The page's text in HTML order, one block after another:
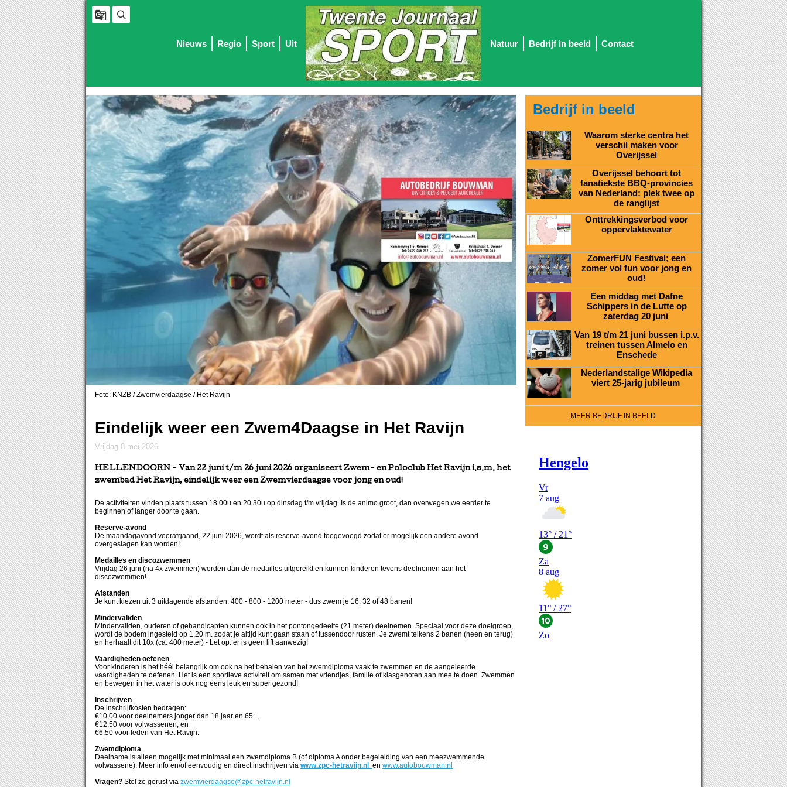
Nieuws Regio Sport Uit Natuur Bedrijf in beeld Contact
Foto: KNZB / Zwemvierdaagse / Het Ravijn
Eindelijk weer een Zwem4Daagse in Het Ravijn
vrijdag 8 mei 2026
HELLENDOORN - Van 22 juni t/m 26 juni 2026 organiseert Zwem- en Poloclub Het Ravijn i.s.m. het
zwembad Het Ravijn, eindelijk weer een Zwemvierdaagse voor jong en oud!
De activiteiten vinden plaats tussen 18.00u en 20.30u op dinsdag t/m vrijdag. Is de animo groot, dan overwegen we eerder te
beginnen of langer door te gaan.
Reserve-avond
De maandagavond voorafgaand, 22 juni 2026, wordt als reserve-avond toegevoegd zodat er mogelijk een andere avond
overgeslagen kan worden!
Medailles en discozwemmen
Vrijdag 26 juni (na 4x zwemmen) worden dan de medailles uitgereikt en kunnen kinderen tevens deelnemen aan het
discozwemmen!
Afstanden
Je kunt kiezen uit 3 uitdagende afstanden: 400 - 800 - 1200 meter - dus zwem je 16, 32 of 48 banen!
Mindervaliden
Mindervaliden, ouderen of gehandicapten kunnen ook in het pontongedeelte (21 meter) deelnemen. Speciaal voor deze doelgroep,
wordt de bodem ingesteld op 1,20 m. zodat je altijd kunt gaan staan of tussendoor rusten. Je zwemt telkens 2 banen (heen en terug)
en herhaalt dit 10x (ca. 400 meter) - Let op: er is geen lift aanwezig!
Vaardigheden oefenen
Voor kinderen is het héél belangrijk om ook na het behalen van het zwemdiploma vaak te zwemmen en de aangeleerde
vaardigheden te oefenen. Het is een sportieve activiteit om samen met vriendjes, familie of klasgenoten aan mee te doen. Zwemmen
en bewegen in het water is ook nog eens leuk en super gezond!
Inschrijven
De inschrijfkosten bedragen:
€10,00 voor deelnemers jonger dan 18 jaar en 65+,
€12,50 voor volwassenen, en
€6,50 voor leden van Het Ravijn.
Zwemdiploma
Deelname is alleen mogelijk met minimaal een zwemdiploma B (of diploma A onder begeleiding van een meezwemmende
volwassene). Meer info en/of eenvoudig en direct inschrijven via www.zpc-hetravijn.nl en www.autobouwman.nl
Vragen? Stel ze gerust via zwemvierdaagse@zpc-hetravijn.nl
Bedrijf in beeld
Waarom sterke centra het
verschil maken voor
Overijssel
Overijssel behoort tot
fanatiekste BBQ-provincies
van Nederland: plek twee op
de ranglijst
Onttrekkingsverbod voor
oppervlaktewater
ZomerFUN Festival; een
zomer vol fun voor jong en
oud!
Een middag met Dafne
Schippers in de Lutte op
zaterdag 20 juni
Van 19 t/m 21 juni bussen i.p.v.
treinen tussen Almelo en
Enschede
Nederlandstalige Wikipedia
viert 25-jarig jubileum
MEER BEDRIJF IN BEELD